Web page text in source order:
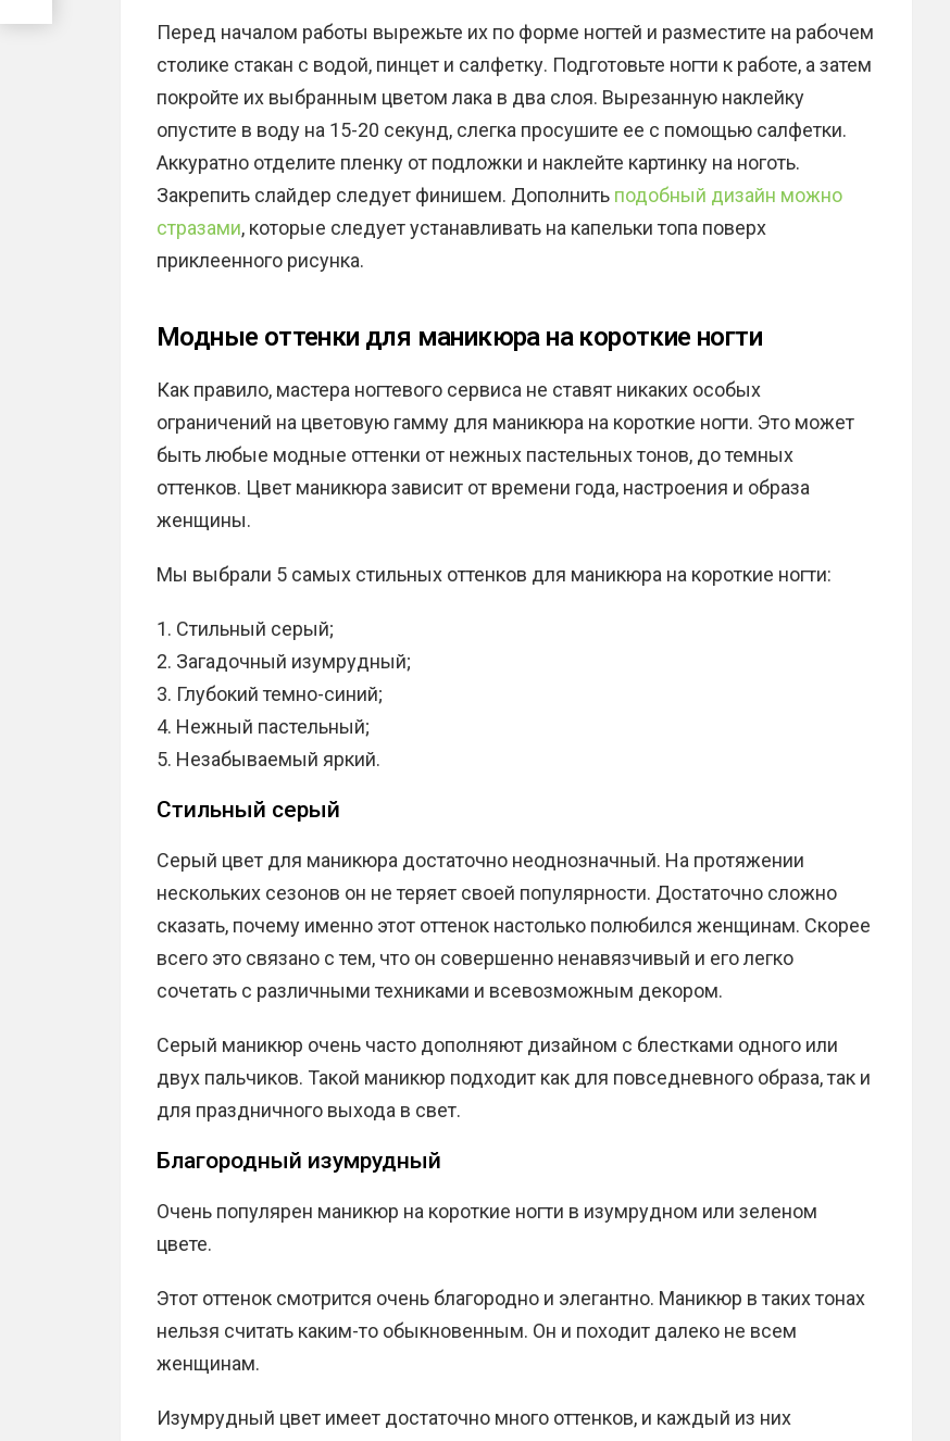
Перед началом работы вырежьте их по форме ногтей и разместите на рабочем
столике стакан с водой, пинцет и салфетку. Подготовьте ногти к работе, а затем
покройте их выбранным цветом лака в два слоя. Вырезанную наклейку
опустите в воду на 15-20 секунд, слегка просушите ее с помощью салфетки.
Аккуратно отделите пленку от подложки и наклейте картинку на ноготь.
Закрепить слайдер следует финишем. Дополнить подобный дизайн можно
стразами, которые следует устанавливать на капельки топа поверх
приклеенного рисунка.
Модные оттенки для маникюра на короткие ногти
Как правило, мастера ногтевого сервиса не ставят никаких особых
ограничений на цветовую гамму для маникюра на короткие ногти. Это может
быть любые модные оттенки от нежных пастельных тонов, до темных
оттенков. Цвет маникюра зависит от времени года, настроения и образа
женщины.
Мы выбрали 5 самых стильных оттенков для маникюра на короткие ногти:
Стильный серый;
Загадочный изумрудный;
Глубокий темно-синий;
Нежный пастельный;
Незабываемый яркий.
Стильный серый
Серый цвет для маникюра достаточно неоднозначный. На протяжении
нескольких сезонов он не теряет своей популярности. Достаточно сложно
сказать, почему именно этот оттенок настолько полюбился женщинам. Скорее
всего это связано с тем, что он совершенно ненавязчивый и его легко
сочетать с различными техниками и всевозможным декором.
Серый маникюр очень часто дополняют дизайном с блестками одного или
двух пальчиков. Такой маникюр подходит как для повседневного образа, так и
для праздничного выхода в свет.
Благородный изумрудный
Очень популярен маникюр на короткие ногти в изумрудном или зеленом
цвете.
Этот оттенок смотрится очень благородно и элегантно. Маникюр в таких тонах
нельзя считать каким-то обыкновенным. Он и походит далеко не всем
женщинам.
Изумрудный цвет имеет достаточно много оттенков, и каждый из них